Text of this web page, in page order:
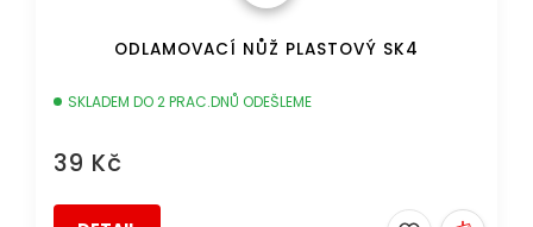
ODLAMOVACÍ NŮŽ PLASTOVÝ SK4
SKLADEM DO 2 PRAC.DNŮ ODEŠLEME
39 Kč